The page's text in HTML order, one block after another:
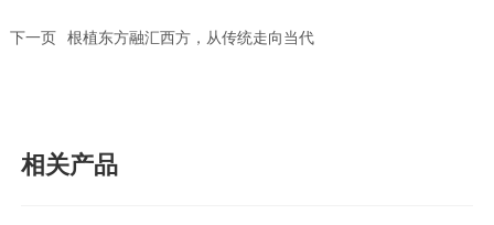
下一页 根植东方融汇西方，从传统走向当代
相关产品